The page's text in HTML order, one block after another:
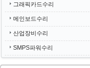
그래픽카드수리
메인보드수리
산업장비수리
SMPS파워수리